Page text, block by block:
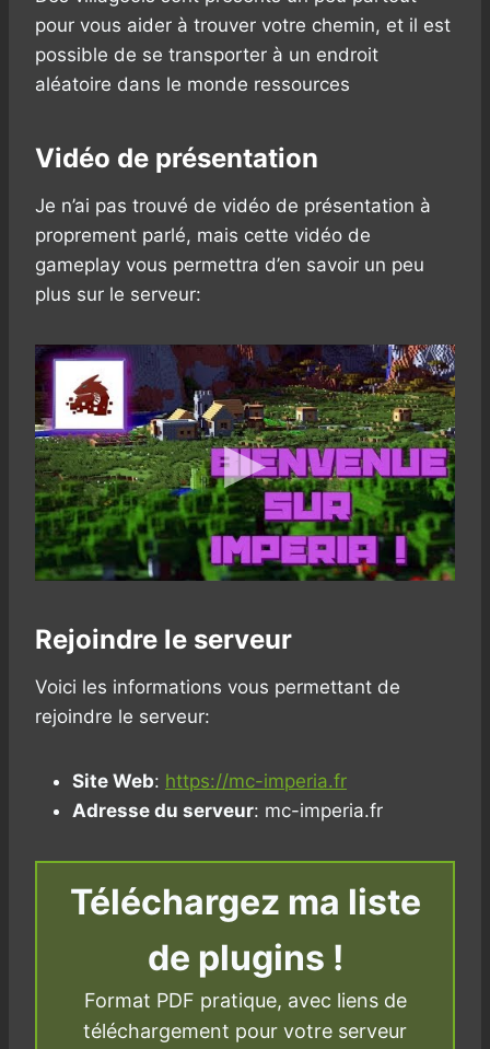
pour vous aider à trouver votre chemin, et il est
possible de se transporter à un endroit
aléatoire dans le monde ressources
Vidéo de présentation
Je n’ai pas trouvé de vidéo de présentation à
proprement parlé, mais cette vidéo de
gameplay vous permettra d’en savoir un peu
plus sur le serveur:
Rejoindre le serveur
Voici les informations vous permettant de
rejoindre le serveur:
Site Web: https://mc-imperia.fr
Adresse du serveur: mc-imperia.fr
Téléchargez ma liste
de plugins !
Format PDF pratique, avec liens de
téléchargement pour votre serveur